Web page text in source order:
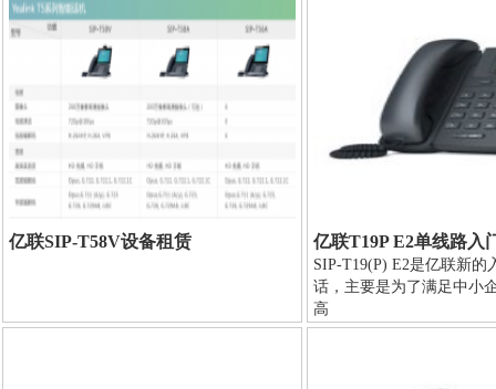
亿联SIP-T58V设备租赁 亿联T19P E2单线路入
SIP-T19(P) E2是亿联新的
话，主要是为了满足中小
高